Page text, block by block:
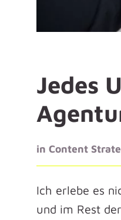
Jedes
in Content
Ich erlebe es
und im Rest